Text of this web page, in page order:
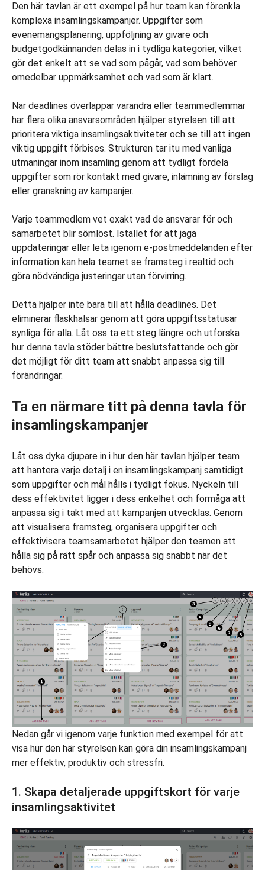
Den här tavlan är ett exempel på hur team kan förenkla
komplexa insamlingskampanjer. Uppgifter som
evenemangsplanering, uppföljning av givare och
budgetgodkännanden delas in i tydliga kategorier, vilket
gör det enkelt att se vad som pågår, vad som behöver
omedelbar uppmärksamhet och vad som är klart.
När deadlines överlappar varandra eller teammedlemmar
har flera olika ansvarsområden hjälper styrelsen till att
prioritera viktiga insamlingsaktiviteter och se till att ingen
viktig uppgift förbises. Strukturen tar itu med vanliga
utmaningar inom insamling genom att tydligt fördela
uppgifter som rör kontakt med givare, inlämning av förslag
eller granskning av kampanjer.
Varje teammedlem vet exakt vad de ansvarar för och
samarbetet blir sömlöst. Istället för att jaga
uppdateringar eller leta igenom e-postmeddelanden efter
information kan hela teamet se framsteg i realtid och
göra nödvändiga justeringar utan förvirring.
Detta hjälper inte bara till att hålla deadlines. Det
eliminerar flaskhalsar genom att göra uppgiftsstatusar
synliga för alla. Låt oss ta ett steg längre och utforska
hur denna tavla stöder bättre beslutsfattande och gör
det möjligt för ditt team att snabbt anpassa sig till
förändringar.
Ta en närmare titt på denna tavla för
insamlingskampanjer
Låt oss dyka djupare in i hur den här tavlan hjälper team
att hantera varje detalj i en insamlingskampanj samtidigt
som uppgifter och mål hålls i tydligt fokus. Nyckeln till
dess effektivitet ligger i dess enkelhet och förmåga att
anpassa sig i takt med att kampanjen utvecklas. Genom
att visualisera framsteg, organisera uppgifter och
effektivisera teamsamarbetet hjälper den teamen att
hålla sig på rätt spår och anpassa sig snabbt när det
behövs.
Nedan går vi igenom varje funktion med exempel för att
visa hur den här styrelsen kan göra din insamlingskampanj
mer effektiv, produktiv och stressfri.
1. Skapa detaljerade uppgiftskort för varje
insamlingsaktivitet